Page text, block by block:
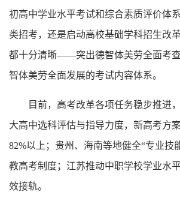
初高中学业水平考试和综合素质评价体
类招考，还是启动高校基础学科招生改
都十分清晰——突出德智体美劳全面考
智体美劳全面发展的考试内容体系。
目前，高考改革各项任务稳步推进
大高中选科评估与指导力度，新高考方
82%以上；贵州、海南等地健全“专业技
教高考制度；江苏推动中职学校学业水
效接轨。